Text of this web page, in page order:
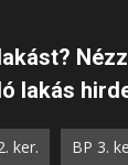
lakás
ker. BP 3.